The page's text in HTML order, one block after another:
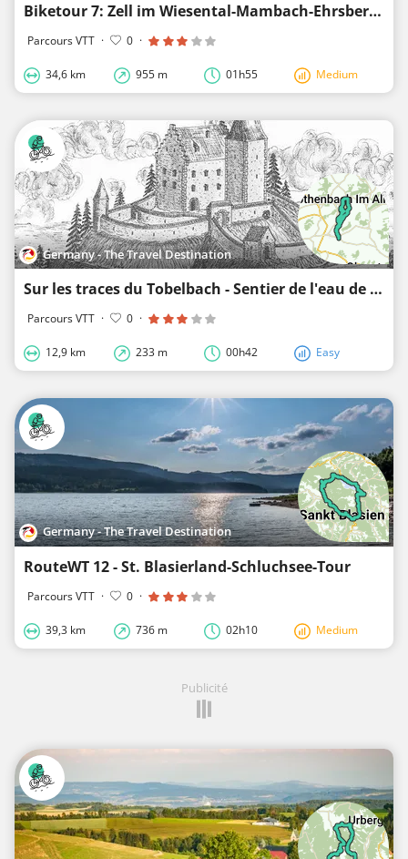
Biketour 7: Zell im Wiesental-Mambach-Ehrsberg-Köpfle-Häg-Waldmatter Kreuz-Mambach-Zell im Wie...
Parcours VTT · 0 ·
34,6 km 955 m 01h55 Medium
Germany - The Travel Destination
Sur les traces du Tobelbach - Sentier de l'eau de l'Oberallgäu 14
Parcours VTT · 0 ·
12,9 km 233 m 00h42 Easy
Germany - The Travel Destination
RouteWT 12 - St. Blasierland-Schluchsee-Tour
Parcours VTT · 0 ·
39,3 km 736 m 02h10 Medium
Publicité